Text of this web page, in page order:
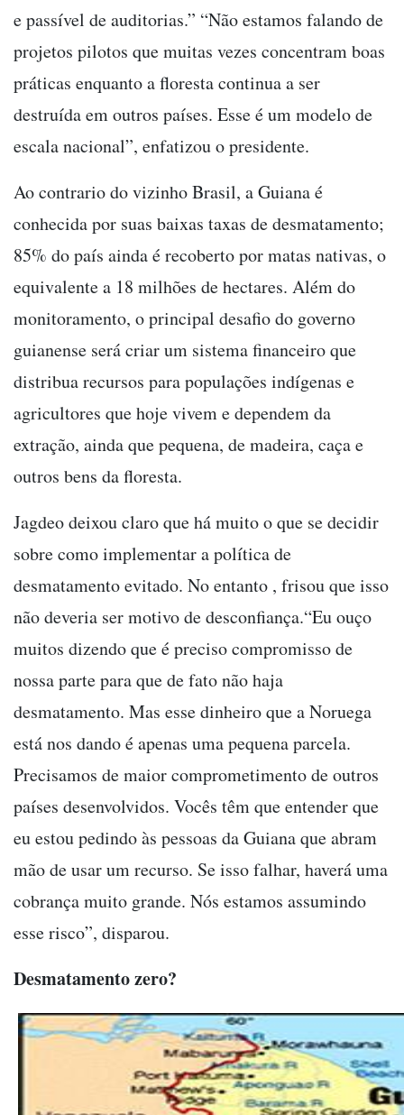
e passível de auditorias.” “Não estamos falando de
projetos pilotos que muitas vezes concentram boas
práticas enquanto a floresta continua a ser
destruída em outros países. Esse é um modelo de
escala nacional”, enfatizou o presidente.
Ao contrario do vizinho Brasil, a Guiana é
conhecida por suas baixas taxas de desmatamento;
85% do país ainda é recoberto por matas nativas, o
equivalente a 18 milhões de hectares. Além do
monitoramento, o principal desafio do governo
guianense será criar um sistema financeiro que
distribua recursos para populações indígenas e
agricultores que hoje vivem e dependem da
extração, ainda que pequena, de madeira, caça e
outros bens da floresta.
Jagdeo deixou claro que há muito o que se decidir
sobre como implementar a política de
desmatamento evitado. No entanto , frisou que isso
não deveria ser motivo de desconfiança.“Eu ouço
muitos dizendo que é preciso compromisso de
nossa parte para que de fato não haja
desmatamento. Mas esse dinheiro que a Noruega
está nos dando é apenas uma pequena parcela.
Precisamos de maior comprometimento de outros
países desenvolvidos. Vocês têm que entender que
eu estou pedindo às pessoas da Guiana que abram
mão de usar um recurso. Se isso falhar, haverá uma
cobrança muito grande. Nós estamos assumindo
esse risco”, disparou.
Desmatamento zero?